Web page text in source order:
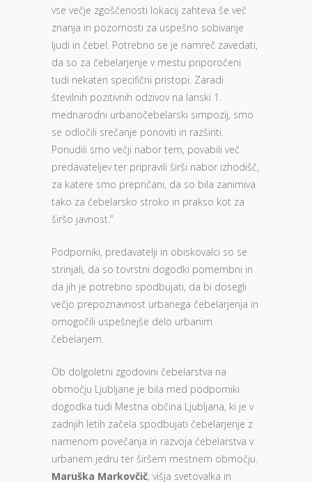
vse večje zgoščenosti lokacij zahteva še več
znanja in pozornosti za uspešno sobivanje
ljudi in čebel. Potrebno se je namreč zavedati,
da so za čebelarjenje v mestu priporočeni
tudi nekateri specifični pristopi. Zaradi
številnih pozitivnih odzivov na lanski 1.
mednarodni urbanočebelarski simpozij, smo
se odločili srečanje ponoviti in razširiti.
Ponudili smo večji nabor tem, povabili več
predavateljev ter pripravili širši nabor izhodišč,
za katere smo prepričani, da so bila zanimiva
tako za čebelarsko stroko in prakso kot za
širšo javnost.”
Podporniki, predavatelji in obiskovalci so se
strinjali, da so tovrstni dogodki pomembni in
da jih je potrebno spodbujati, da bi dosegli
večjo prepoznavnost urbanega čebelarjenja in
omogočili uspešnejše delo urbanim
čebelarjem.
Ob dolgoletni zgodovini čebelarstva na
območju Ljubljane je bila med podporniki
dogodka tudi Mestna občina Ljubljana, ki je v
zadnjih letih začela spodbujati čebelarjenje z
namenom povečanja in razvoja čebelarstva v
urbanem jedru ter širšem mestnem območju.
Maruška Markovčič, višja svetovalka in